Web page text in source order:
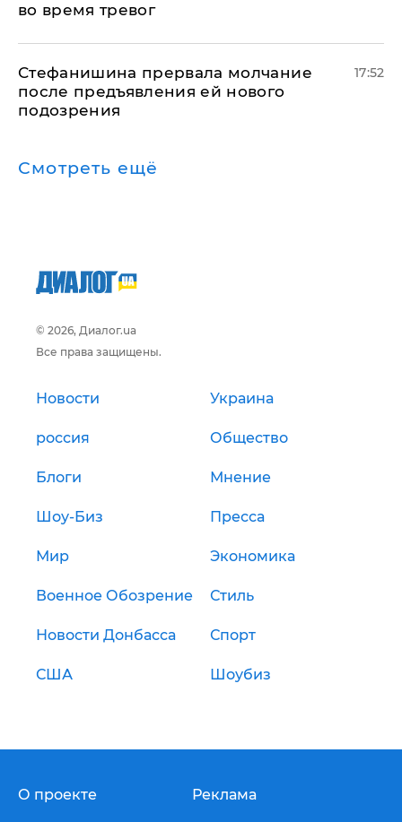
во время тревог
Стефанишина прервала молчание
после предъявления ей нового
подозрения
17:52
Смотреть ещё
© 2026, Диалог.ua
Все права защищены.
Новости Украина
россия Общество
Блоги Мнение
Шоу-Биз Пресса
Мир Экономика
Военное Обозрение Стиль
Новости Донбасса Спорт
США Шоубиз
О проекте Реклама